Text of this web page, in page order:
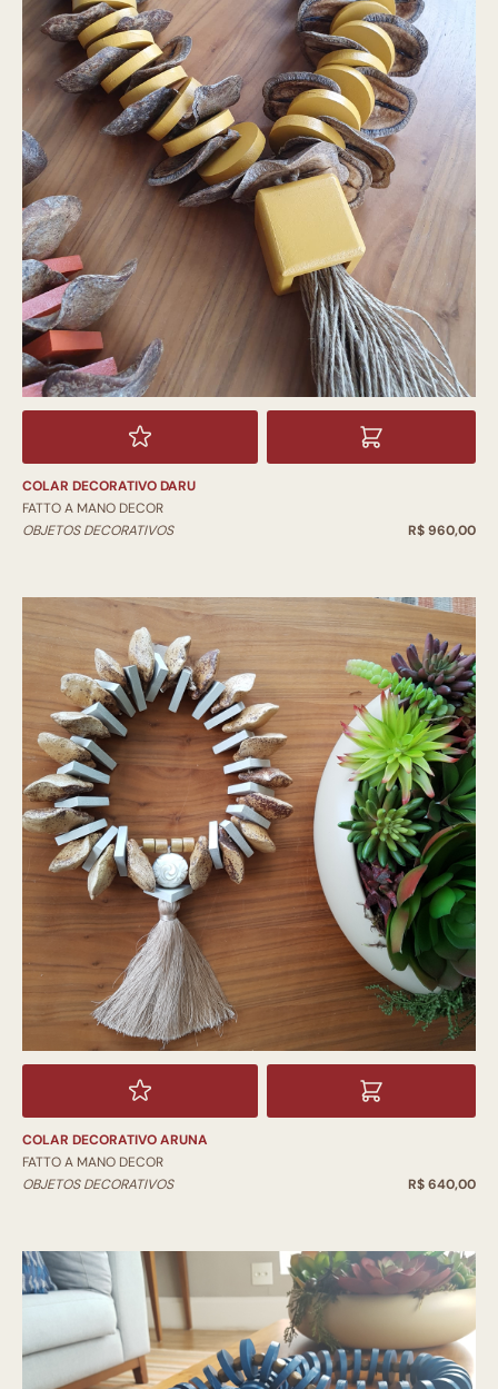
COLAR DECORATIVO DARU
FATTO A MANO DECOR
OBJETOS DECORATIVOS
R$ 960,00
COLAR DECORATIVO ARUNA
FATTO A MANO DECOR
OBJETOS DECORATIVOS
R$ 640,00